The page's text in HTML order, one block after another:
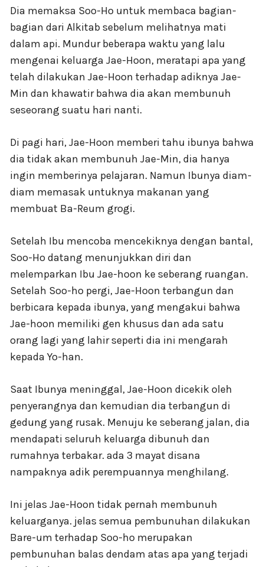
Dia memaksa Soo-Ho untuk membaca bagian-
bagian dari Alkitab sebelum melihatnya mati
dalam api. Mundur beberapa waktu yang lalu
mengenai keluarga Jae-Hoon, meratapi apa yang
telah dilakukan Jae-Hoon terhadap adiknya Jae-
Min dan khawatir bahwa dia akan membunuh
seseorang suatu hari nanti.
Di pagi hari, Jae-Hoon memberi tahu ibunya bahwa
dia tidak akan membunuh Jae-Min, dia hanya
ingin memberinya pelajaran. Namun Ibunya diam-
diam memasak untuknya makanan yang
membuat Ba-Reum grogi.
Setelah Ibu mencoba mencekiknya dengan bantal,
Soo-Ho datang menunjukkan diri dan
melemparkan Ibu Jae-hoon ke seberang ruangan.
Setelah Soo-ho pergi, Jae-Hoon terbangun dan
berbicara kepada ibunya, yang mengakui bahwa
Jae-hoon memiliki gen khusus dan ada satu
orang lagi yang lahir seperti dia ini mengarah
kepada Yo-han.
Saat Ibunya meninggal, Jae-Hoon dicekik oleh
penyerangnya dan kemudian dia terbangun di
gedung yang rusak. Menuju ke seberang jalan, dia
mendapati seluruh keluarga dibunuh dan
rumahnya terbakar. ada 3 mayat disana
nampaknya adik perempuannya menghilang.
Ini jelas Jae-Hoon tidak pernah membunuh
keluarganya. jelas semua pembunuhan dilakukan
Bare-um terhadap Soo-ho merupakan
pembunuhan balas dendam atas apa yang terjadi